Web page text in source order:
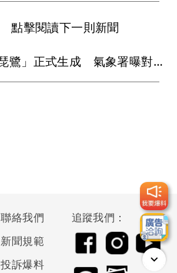
點擊閱讀下一則新聞
又有颱風！「琵鷺」正式生成 氣象署曝對台影響
聯絡我們
新聞規範
投訴爆料
追蹤我們：